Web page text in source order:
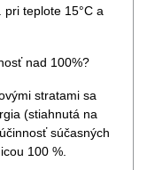
teplote 15°C a
nad 100%?
stratami sa
(stiahnutá na
súčasných
100 %.